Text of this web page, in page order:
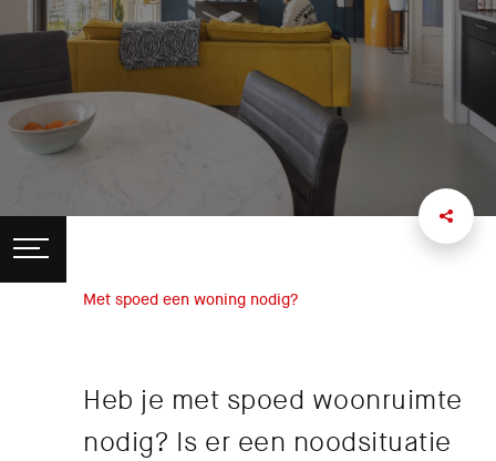
Met spoed een woning nodig?
Heb je met spoed woonruimte
nodig? Is er een noodsituatie